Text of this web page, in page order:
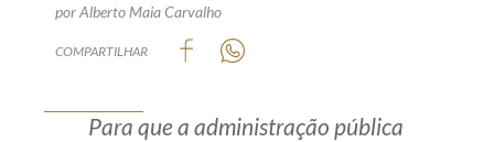
Encarregado (contato)
Produtos e serviços
por Alberto Maia Carvalho
COMPARTILHAR
Para que a administração pública